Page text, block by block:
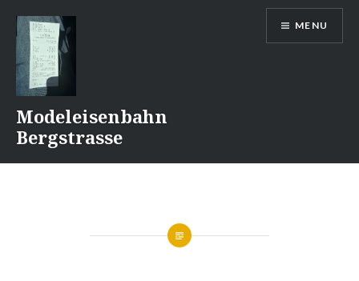
inhoud
springen
Modeleisenbahn
Bergstrasse
MENU